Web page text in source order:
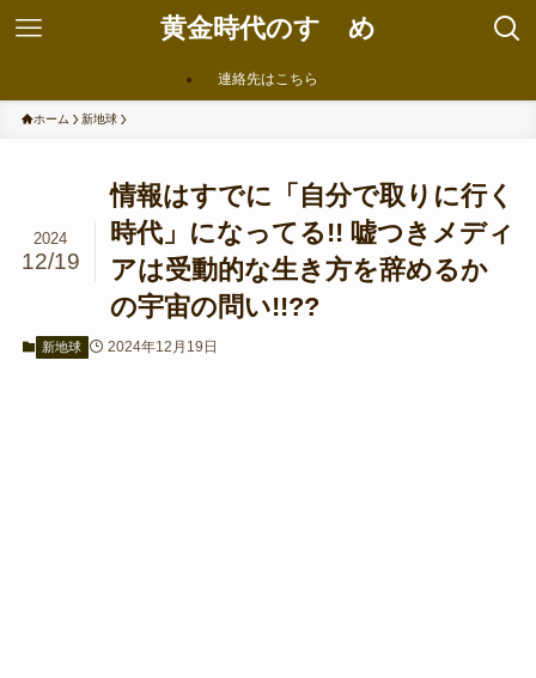
黄金時代のすゝめ
連絡先はこちら
ホーム 新地球
情報はすでに「自分で取りに行く
時代」になってる!! 嘘つきメディ
アは受動的な生き方を辞めるか
の宇宙の問い!!??
2024
12/19
新地球 2024年12月19日